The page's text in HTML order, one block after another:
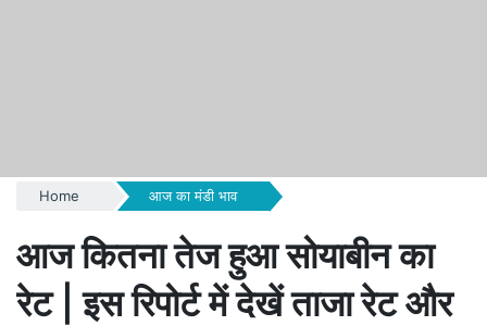
Home आज का मंडी भाव
आज कितना तेज हुआ सोयाबीन का
रेट | इस रिपोर्ट में देखें ताजा रेट और